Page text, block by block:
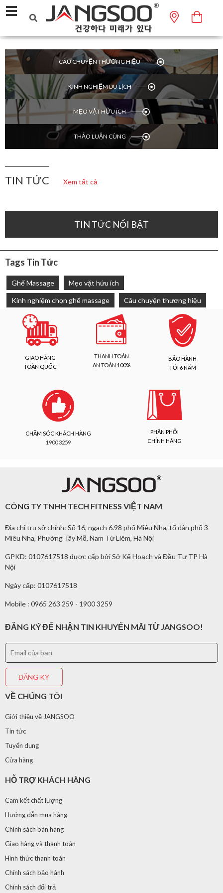
CÂU CHUYỆN THƯƠNG HIỆU
KINH NGHIỆM DU LỊCH
MẸO VẶT HỮU ÍCH
THẢO LUẬN CÙNG
TIN TỨC Xem tất cả
TIN TỨC NỔI BẬT
Tags Tin Tức
Ghế Massage Mẹo vặt hứu ích
Kinh nghiệm chọn ghế massage Câu chuyện thương hiệu
GIAO HÀNG
TOÀN QUỐC
THANH TOÁN
AN TOÀN 100%
BẢO HÀNH
TỚI 6 NĂM
CHĂM SÓC KHÁCH HÀNG
1900 3259
PHÂN PHỐI
CHÍNH HÃNG
CÔNG TY TNHH TECH FITNESS VIỆT NAM
Địa chỉ trụ sở chính: Số 16, ngach 6.98 phố Miêu Nha, tổ dân phố 3
Miêu Nha, Phường Tây Mỗ, Nam Từ Liêm, Hà Nội
GPKD: 0107617518 được cấp bởi Sở Kế Hoạch và Đầu Tư TP Hà
Nội
Ngày cấp: 0107617518
Mobile : 0965 263 259 - 1900 3259
ĐĂNG KÝ ĐỂ NHẬN TIN KHUYẾN MÃI TỪ JANGSOO!
VỀ CHÚNG TÔI
Giới thiệu về JANGSOO
Tin tức
Tuyển dụng
Cửa hàng
HỖ TRỢ KHÁCH HÀNG
Cam kết chất lượng
Hướng dẫn mua hàng
Chính sách bán hàng
Giao hàng và thanh toán
Hình thức thanh toán
Chính sách bảo hành
Chính sách đổi trả